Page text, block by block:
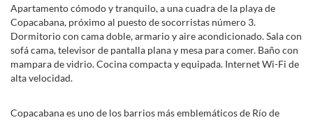
Apartamento cómodo y tranquilo, a una cuadra de la playa de
Copacabana, próximo al puesto de socorristas número 3.
Dormitorio con cama doble, armario y aire acondicionado. Sala con
sofá cama, televisor de pantalla plana y mesa para comer. Baño con
mampara de vidrio. Cocina compacta y equipada. Internet Wi-Fi de
alta velocidad.
Copacabana es uno de los barrios más emblemáticos de Río de